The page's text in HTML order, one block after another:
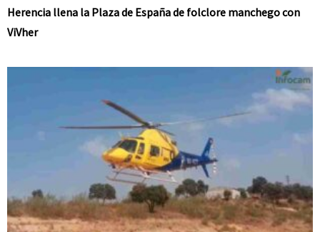
Herencia llena la Plaza de España de folclore manchego con
ViVher